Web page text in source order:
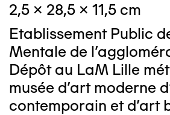
2,5 x 28,5 x 11,5 cm
Etablissement Public
Mentale de
Dépôt au LaM Lille
musée d’art moderne
contemporain et d’art